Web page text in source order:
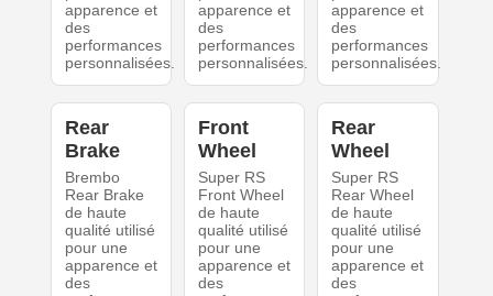
apparence et
des
performances
personnalisées.
apparence et
des
performances
personnalisées.
apparence et
des
performances
personnalisées.
Rear
Brake
Brembo
Rear Brake
de haute
qualité utilisé
pour une
apparence et
des
Front
Wheel
Super RS
Front Wheel
de haute
qualité utilisé
pour une
apparence et
des
Rear
Wheel
Super RS
Rear Wheel
de haute
qualité utilisé
pour une
apparence et
des